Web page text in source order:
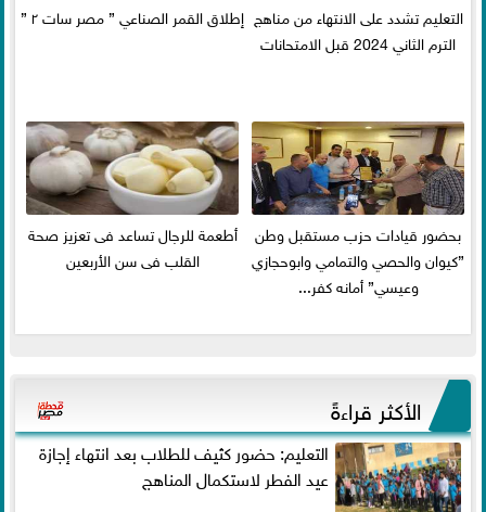
التعليم تشدد على الانتهاء من مناهج
الترم الثاني 2024 قبل الامتحانات
إطلاق القمر الصناعي ” مصر سات ٢ ”
بحضور قيادات حزب مستقبل وطن
”كيوان والحصي والتمامي وابوحجازي
وعيسي” أمانه كفر...
أطعمة للرجال تساعد فى تعزيز صحة
القلب فى سن الأربعين
الأكثر قراءةً
التعليم: حضور كثيف للطلاب بعد انتهاء إجازة
عيد الفطر لاستكمال المناهج